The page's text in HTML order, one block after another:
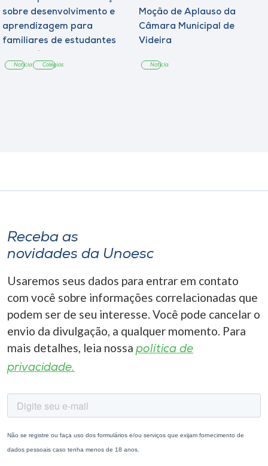
sobre desenvolvimento e
aprendizagem para
familiares de estudantes
Notícia Colégios
Moção de Aplauso da
Câmara Municipal de
Videira
Notícia
Receba as
novidades da Unoesc
Usaremos seus dados para entrar em contato
com você sobre informações correlacionadas que
podem ser de seu interesse. Você pode cancelar o
envio da divulgação, a qualquer momento. Para
mais detalhes, leia nossa política de
privacidade.